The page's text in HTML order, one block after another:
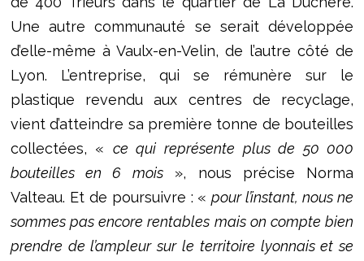
Une autre communauté se serait développée
d’elle-même à Vaulx-en-Velin, de l’autre côté de
Lyon. L’entreprise, qui se rémunère sur le
plastique revendu aux centres de recyclage,
vient d’atteindre sa première tonne de bouteilles
collectées, « ce qui représente plus de 50 000
bouteilles en 6 mois», nous précise Norma
Valteau. Et de poursuivre : «pour l’instant, nous ne
sommes pas encore rentables mais on compte bien
prendre de l’ampleur sur le territoire lyonnais et se